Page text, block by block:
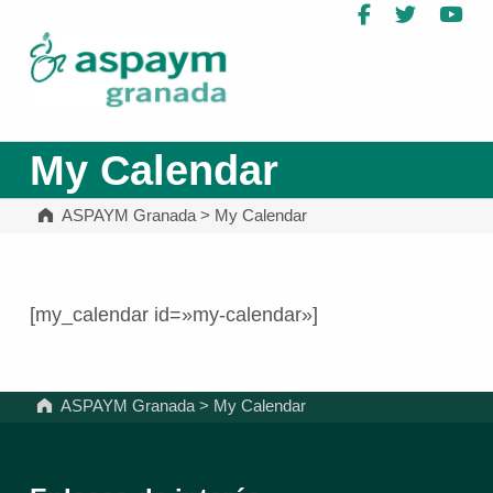
Facebook
Twitter
My Calendar
ASPAYM Granada> My Calendar
[my_calendar id=»my-calendar»]
ASPAYM Granada > My Calendar